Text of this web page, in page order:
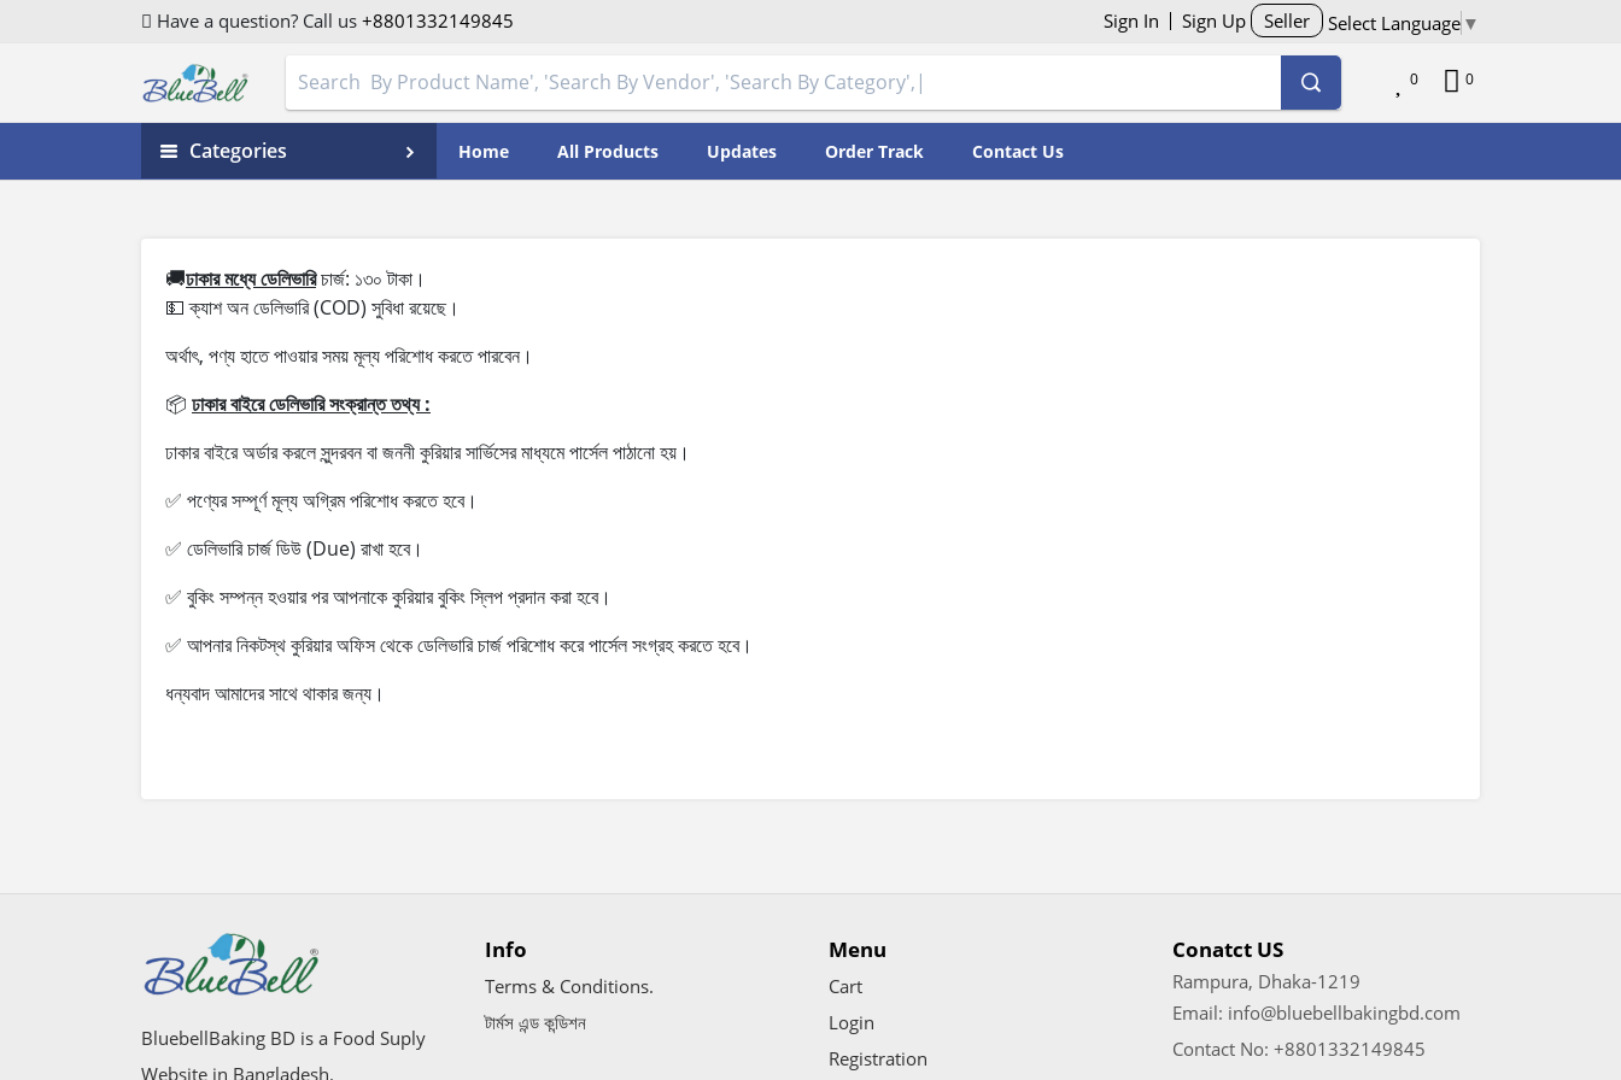
Have a question? Call us +8801332149845 Sign In Sign Up Seller Select Language ▼
0 0
Categories Home All Products Updates Order Track Contact Us
🚚ঢাকারমধ্যেডেলিভারিচার্জ: ১৩০ টাকা।
💵 ক্যাশঅনডেলিভারি(COD) সুবিধারয়েছে।
অর্থাৎ, পণ্যহাতেপাওয়ারসময়মূল্যপরিশোধকরতেপারবেন।
📦 ঢাকারবাইরেডেলিভারিসংক্রান্ততথ্য:
ঢাকারবাইরেঅর্ডারকরলেসুন্দরবনবাজননীকুরিয়ারসার্ভিসেরমাধ্যমেপার্সেলপাঠানোহয়।
✅ পণ্যেরসম্পূর্ণমূল্যঅগ্রিমপরিশোধকরতেহবে।
✅ ডেলিভারিচার্জডিউ(Due) রাখাহবে।
✅ বুকিংসম্পন্নহওয়ারপরআপনাকেকুরিয়ারবুকিংস্লিপপ্রদানকরাহবে।
✅ আপনারনিকটস্থকুরিয়ারঅফিসথেকেডেলিভারিচার্জপরিশোধকরেপার্সেলসংগ্রহকরতেহবে।
ধন্যবাদআমাদেরসাথেথাকারজন্য।
BluebellBaking BD is a Food Suply
Website in Bangladesh.
Info
Terms & Conditions.
টার্মস এন্ড কন্ডিশন
Menu
Cart
Login
Registration
Conatct US
Rampura, Dhaka-1219
Email: info@bluebellbakingbd.com
Contact No: +8801332149845